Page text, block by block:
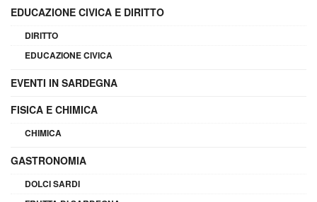
EDUCAZIONE CIVICA E DIRITTO
DIRITTO
EDUCAZIONE CIVICA
EVENTI IN SARDEGNA
FISICA E CHIMICA
CHIMICA
GASTRONOMIA
DOLCI SARDI